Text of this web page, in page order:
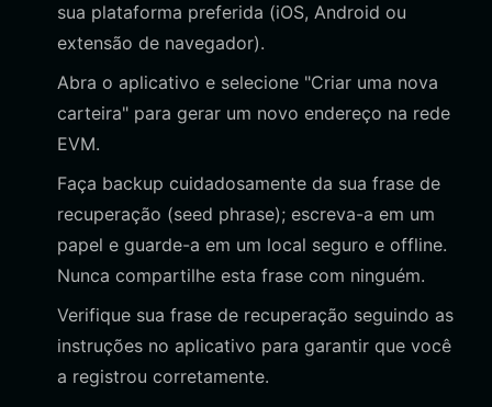
sua plataforma preferida (iOS, Android ou
extensão de navegador).
Abra o aplicativo e selecione "Criar uma nova
carteira" para gerar um novo endereço na rede
EVM.
Faça backup cuidadosamente da sua frase de
recuperação (seed phrase); escreva-a em um
papel e guarde-a em um local seguro e offline.
Nunca compartilhe esta frase com ninguém.
Verifique sua frase de recuperação seguindo as
instruções no aplicativo para garantir que você
a registrou corretamente.